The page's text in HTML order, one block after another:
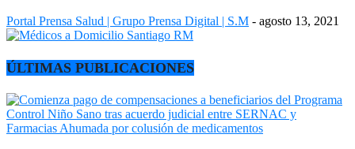
Portal Prensa Salud | Grupo Prensa Digital | S.M - agosto 13, 2021
ÚLTIMAS PUBLICACIONES